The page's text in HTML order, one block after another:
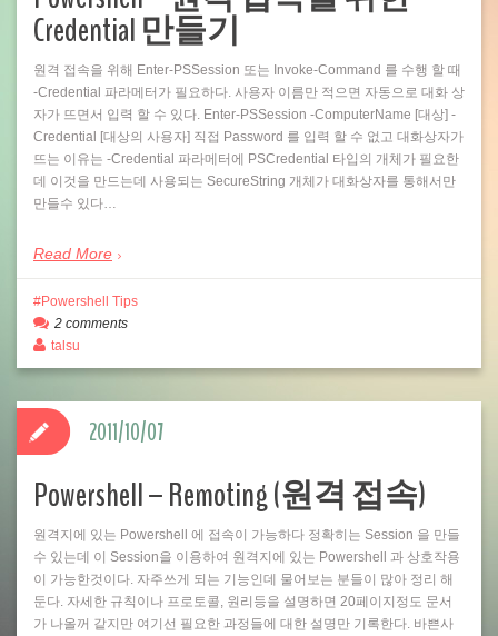
Credential 만들기
원격 접속을 위해 Enter-PSSession 또는 Invoke-Command 를 수행 할 때
-Credential 파라메터가 필요하다. 사용자 이름만 적으면 자동으로 대화 상
자가 뜨면서 입력 할 수 있다. Enter-PSSession -ComputerName [대상] -
Credential [대상의 사용자] 직접 Password 를 입력 할 수 없고 대화상자가
뜨는 이유는 -Credential 파라메터에 PSCredential 타입의 개체가 필요한
데 이것을 만드는데 사용되는 SecureString 개체가 대화상자를 통해서만
만들수 있다…
Read More
Powershell Tips
2 comments
talsu
Powershell – Remoting (원격 접속)
원격지에 있는 Powershell 에 접속이 가능하다 정확히는 Session 을 만들
수 있는데 이 Session을 이용하여 원격지에 있는 Powershell 과 상호작용
이 가능한것이다. 자주쓰게 되는 기능인데 물어보는 분들이 많아 정리 해
둔다. 자세한 규칙이나 프로토콜, 원리등을 설명하면 20페이지정도 문서
가 나올꺼 같지만 여기선 필요한 과정들에 대한 설명만 기록한다. 바쁜사
2011/10/07